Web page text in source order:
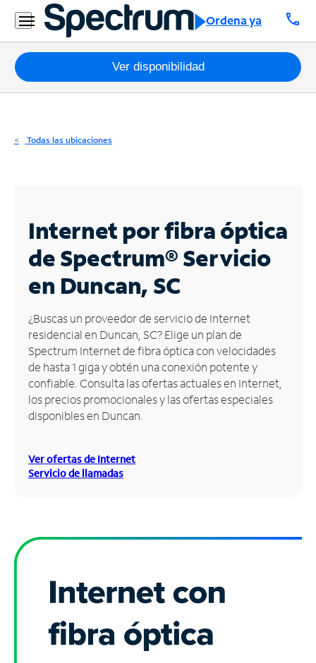
Ordena ya call
Residencial
Business
Paquetes
Internet
Business
Contáctanos
Inglés
Administrar
cuenta
Encuentra
una
tienda
Ver disponibilidad
Todas las ubicaciones
Internet por fibra óptica
de Spectrum®Servicio
en Duncan, SC
¿Buscas un proveedor de servicio de Internet
residencial en Duncan, SC? Elige un plan de
Spectrum Internet de fibra óptica con velocidades
de hasta 1 giga y obtén una conexión potente y
confiable. Consulta las ofertas actuales en Internet,
los precios promocionales y las ofertas especiales
disponibles en Duncan.
Ver ofertas de Internet
Servicio de llamadas